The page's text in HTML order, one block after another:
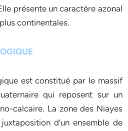
présente un caractère azonal
continentales.
est constitué par le massif
qui reposent sur un
calcaire. La zone des Niayes
d’un ensemble de